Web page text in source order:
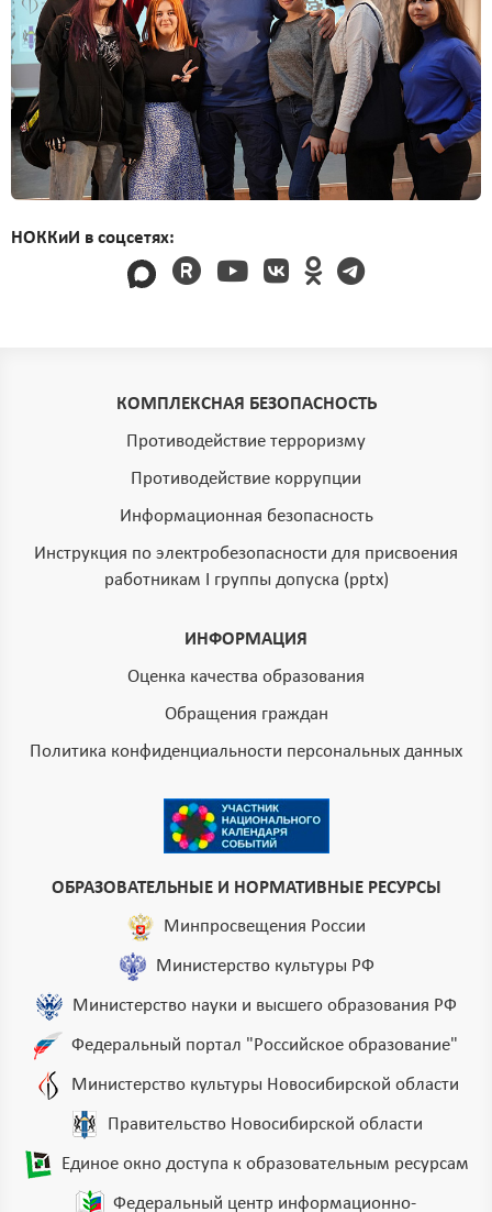
НОККиИ в соцсетях:
КОМПЛЕКСНАЯ БЕЗОПАСНОСТЬ
Противодействие терроризму
Противодействие коррупции
Информационная безопасность
Инструкция по электробезопасности для присвоения
работникам I группы допуска (pptx)
ИНФОРМАЦИЯ
Оценка качества образования
Обращения граждан
Политика конфиденциальности персональных данных
ОБРАЗОВАТЕЛЬНЫЕ И НОРМАТИВНЫЕ РЕСУРСЫ
Минпросвещения России
Министерство культуры РФ
Министерство науки и высшего образования РФ
Федеральный портал "Российское образование"
Министерство культуры Новосибирской области
Правительство Новосибирской области
Единое окно доступа к образовательным ресурсам
Федеральный центр информационно-